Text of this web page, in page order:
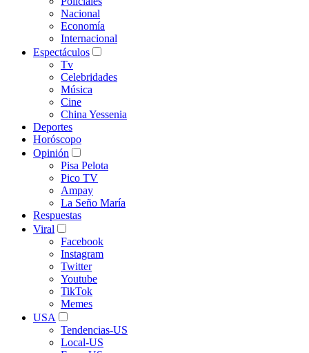
Nacional
Economía
Internacional
Espectáculos
Tv
Celebridades
Música
Cine
China Yessenia
Deportes
Horóscopo
Opinión
Pisa Pelota
Pico TV
Ampay
La Seño María
Respuestas
Viral
Facebook
Instagram
Twitter
Youtube
TikTok
Memes
USA
Tendencias-US
Local-US